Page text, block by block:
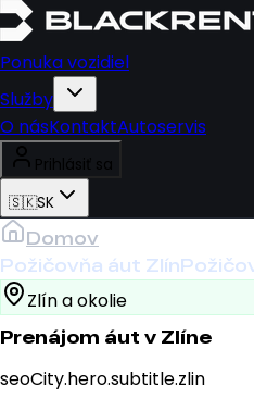
Ponuka vozidiel
Služby
O násKontaktAutoservis
Prihlásiť sa
🇸🇰SK
Domov
Požičovňa áut Zlín
Zlín a okolie
Prenájom áut v Zlíne
seoCity.hero.subtitle.zlin